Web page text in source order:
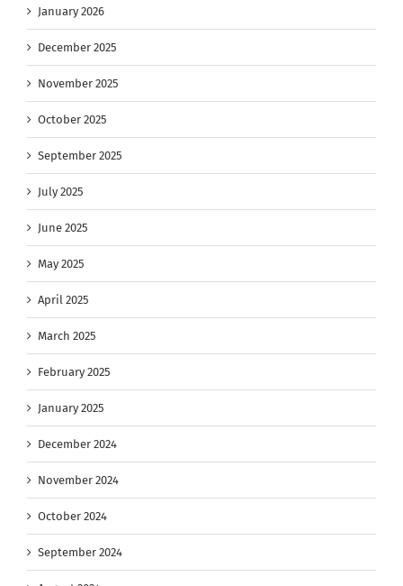
January 2026
December 2025
November 2025
October 2025
September 2025
July 2025
June 2025
May 2025
April 2025
March 2025
February 2025
January 2025
December 2024
November 2024
October 2024
September 2024